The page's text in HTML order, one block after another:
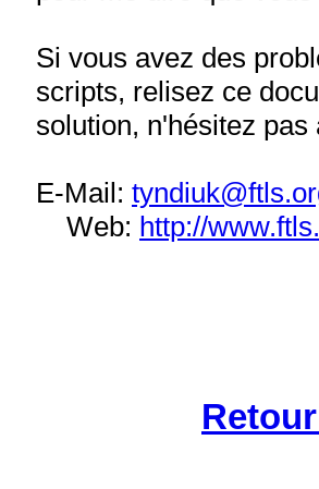
Si vous avez des
scripts, relisez ce
solution, n'hésitez pas
E-Mail:
Web: http://